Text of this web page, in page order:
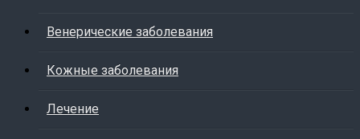
Венерические заболевания
Кожные заболевания
Лечение